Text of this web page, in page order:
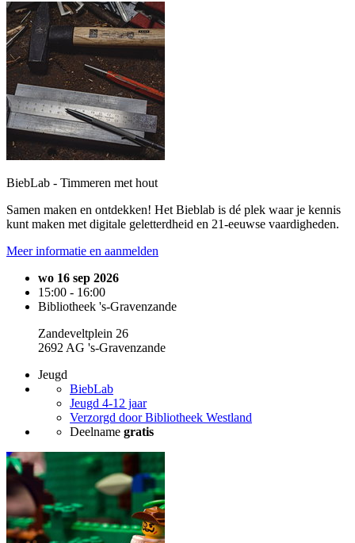
BiebLab - Timmeren met hout
Samen maken en ontdekken! Het Bieblab is dé plek waar je kennis
kunt maken met digitale geletterdheid en 21-eeuwse vaardigheden.
Meer informatie en aanmelden
wo 16 sep 2026
15:00 - 16:00
Bibliotheek 's-Gravenzande
Zandeveltplein 26
2692 AG 's-Gravenzande
Jeugd
BiebLab
Jeugd 4-12 jaar
Verzorgd door Bibliotheek Westland
Deelname gratis